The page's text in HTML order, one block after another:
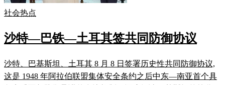
社会热点
沙特—巴铁—土耳其签共同防御协议
沙特、巴基斯坦、土耳其 8 月 8 日签署历史性共同防御协议,
这是 1948 年阿拉伯联盟集体安全条约之后中东—南亚首个具